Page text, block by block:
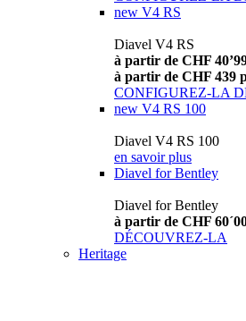
new V4 RS
Diavel V4 RS
à partir de CHF
à partir de CHF 439
CONFIGUREZ-LA
new V4 RS 100
Diavel V4 RS 100
en savoir plus
Diavel for Bentley
Diavel for Bentley
à partir de CHF
DÉCOUVREZ-LA
Heritage